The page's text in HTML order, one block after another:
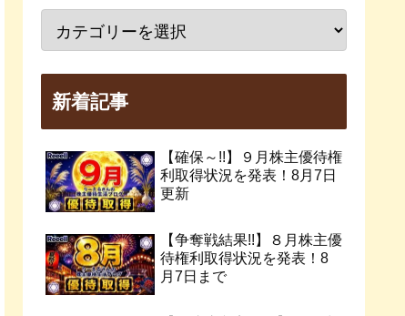
新着記事
【確保～!!】９月株主優待権
利取得状況を発表！8月7日
更新
【争奪戦結果!!】８月株主優
待権利取得状況を発表！8
月7日まで